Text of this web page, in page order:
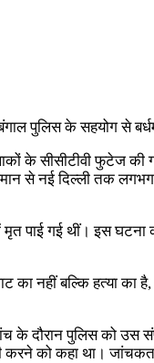
पुलिस के सहयोग से
के सीसीटीवी फुटेज
से नई दिल्ली तक
मृत पाई गई थीं। इस
नहीं बल्कि हत्या का
के दौरान पुलिस को उस
को कहा था।